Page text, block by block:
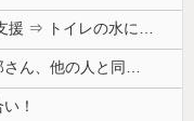
【ニュース】 韓国が熊本被災地に水を支援 ⇒ トイレの水にｗｗｗｗｗｗｗ
【悲報】ワンピース原作者・尾田栄一郎さん、他の人と同じ「漫画家」という肩書きに不満
！